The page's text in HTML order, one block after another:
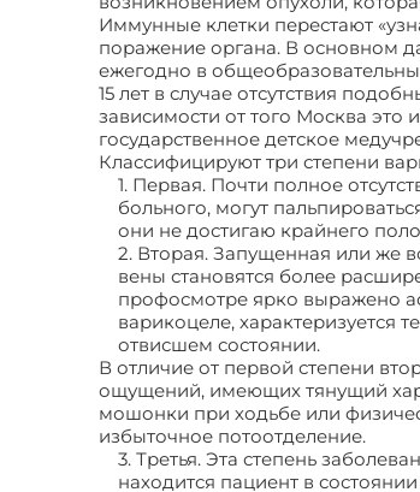
Иммунные клетки перестают
поражение органа. В основном
ежегодно в
15 лет в случае отсутствия
зависимости от того Москва
государственное детское
Классифицируют три степени
1. Первая. Почти полное
больного, могут
они не достигаю крайнего
2. Вторая. Запущенная или же
вены становятся более
профосмотре ярко выражено
варикоцеле, характеризуется
отвисшем состоянии.
В отличие от первой степени
ощущений, имеющих тянущий
мошонки при ходьбе или
избыточное потоотделение.
3. Третья. Эта степень
находится пациент в